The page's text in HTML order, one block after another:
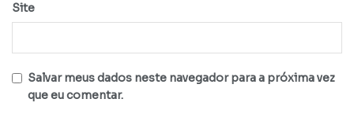
Site
Salvar meus dados neste navegador para a próxima vez
que eu comentar.